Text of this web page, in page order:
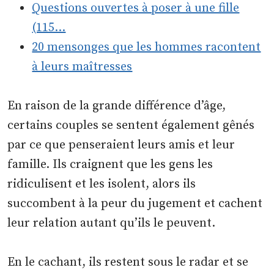
Questions ouvertes à poser à une fille
(115…
20 mensonges que les hommes racontent
à leurs maîtresses
En raison de la grande différence d’âge,
certains couples se sentent également gênés
par ce que penseraient leurs amis et leur
famille. Ils craignent que les gens les
ridiculisent et les isolent, alors ils
succombent à la peur du jugement et cachent
leur relation autant qu’ils le peuvent.
En le cachant, ils restent sous le radar et se